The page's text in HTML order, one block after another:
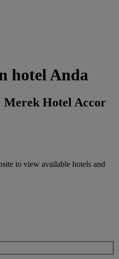
hotel Anda
Merek Hotel Accor
to view available hotels and